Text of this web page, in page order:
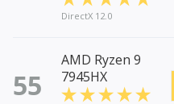
DirectX 12.0
55
AMD Ryzen 9
7945HX